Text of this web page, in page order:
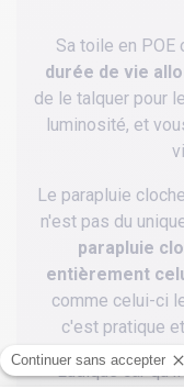
Sa toile en POE
durée de vie
de le talquer pour
luminosité, et
Le parapluie
n'est pas du
parapluie
entièrement
comme celui-ci
c'est pratique
Ludique car